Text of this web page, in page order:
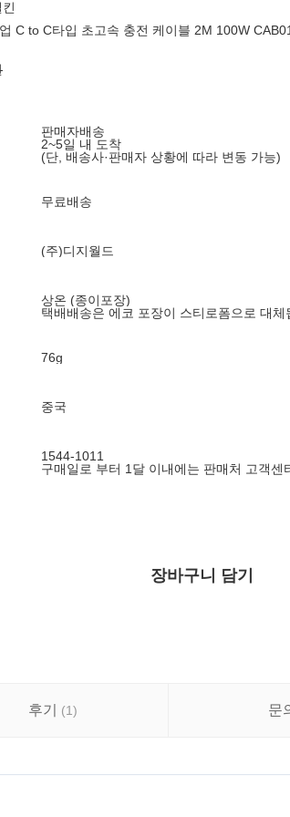
C to C타입 초고속 충전 케이블 2M 100W
판매자배송
2~5일 내 도착
(단, 배송사·판매자 상황에 따라 변동 가능)
무료배송
(주)디지월드
상온 (종이포장)
택배배송은 에코 포장이 스티로폼으로 대체
76g
중국
1544-1011
구매일로 부터 1달 이내에는 판매처 고객센
장바구니 담기
후기 (1) 문